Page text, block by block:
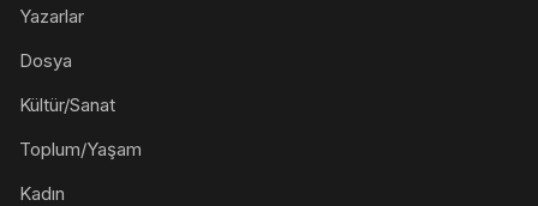
Yazarlar
Dosya
Kültür/Sanat
Toplum/Yaşam
Kadın